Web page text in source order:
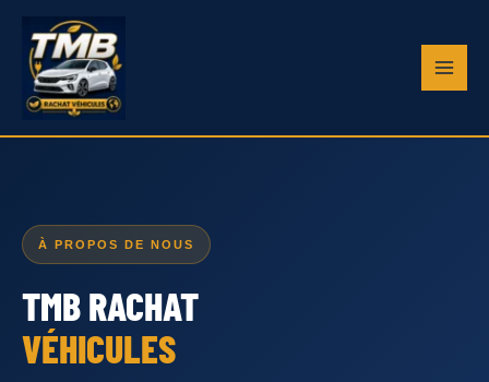
contenu
À PROPOS DE NOUS
TMB RACHAT
VÉHICULES